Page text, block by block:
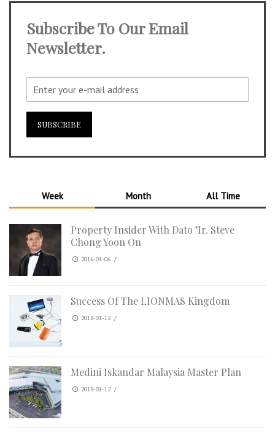
Subscribe To Our Email
Newsletter.
Week Month All Time
Property Insider With Dato ’Ir. Steve
Chong Yoon On
2016-01-06 /
Success Of The LIONMAS Kingdom
2018-01-12 /
Medini Iskandar Malaysia Master Plan
2018-01-12 /